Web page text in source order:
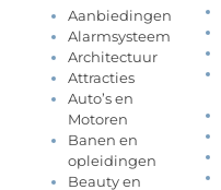
Aanbiedingen
Alarmsysteem
Architectuur
Attracties
Auto’s en
Motoren
Banen en
opleidingen
Beauty en